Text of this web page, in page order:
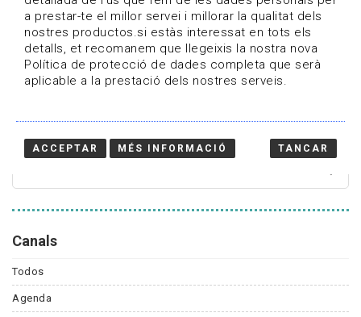
Convocatòries, activitats i notícies del sector de la
cultura.
Canals
Todos
Agenda
a prestar-te el millor servei i millorar la qualitat dels
nostres productos.si estàs interessat en tots els
detalls, et recomanem que llegeixis la nostra nova
Política de protecció de dades completa que serà
aplicable a la prestació dels nostres serveis.
ACCEPTAR MÉS INFORMACIÓ TANCAR